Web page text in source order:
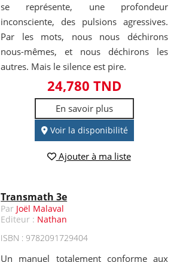
se représente, une profondeur
inconsciente, des pulsions agressives.
Par les mots, nous nous déchirons
nous-mêmes, et nous déchirons les
autres. Mais le silence est pire.
24,780 TND
En savoir plus
Voir la disponibilité
Ajouter à ma liste
Transmath 3e
Par Joël Malaval
Editeur : Nathan
ISBN : 9782091729404
Un manuel totalement conforme aux